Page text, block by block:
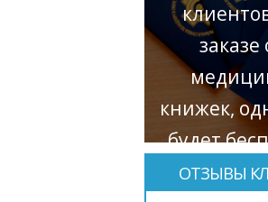
заказе
книжек,
будет
ОТЗЫВЫ